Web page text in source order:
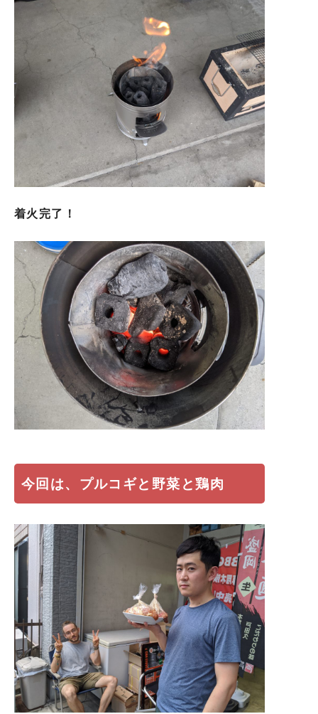
着火完了！
今回は、プルコギと野菜と鶏肉